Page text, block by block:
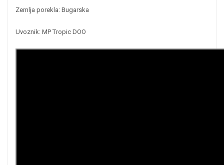
Zemlja porekla: Bugarska
Uvoznik: MP Tropic DOO